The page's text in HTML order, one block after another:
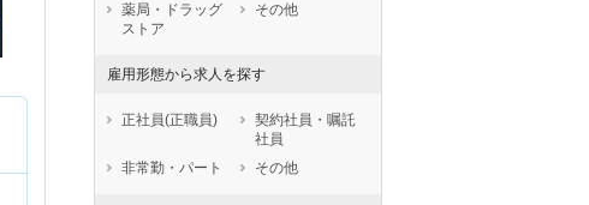
香川県
愛媛県
熊本県
大分県
薬局・ドラッグ
ストア
その他
雇用形態から求人を探す
正社員(正職員)
契約社員・嘱託
社員
非常勤・パート
その他